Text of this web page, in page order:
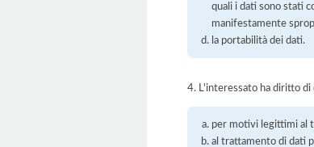
quali i dati sono stati
manifestamente
la portabilità dei dati.
4. L'interessato ha diritto
per motivi legittimi al
al trattamento di dati